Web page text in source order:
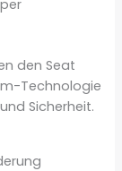
den Seat
Technologie
Sicherheit.